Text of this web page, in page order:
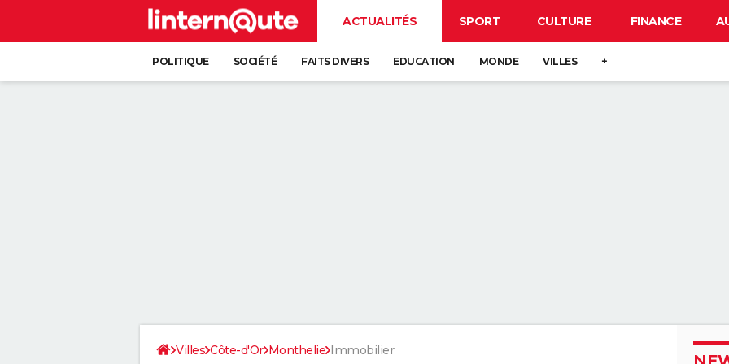
ACTUALITÉS SPORT CULTURE FINANCE
POLITIQUE SOCIÉTÉ FAITS DIVERS EDUCATION MONDE VILLES +
Villes Côte-d'Or Monthelie Immobilier